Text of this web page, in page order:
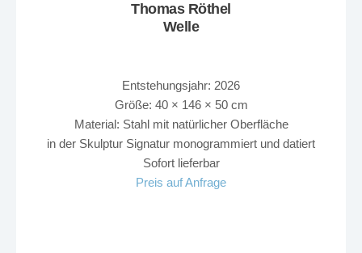
Thomas Röthel
Welle
Entstehungsjahr: 2026
Größe: 40 × 146 × 50 cm
Material: Stahl mit natürlicher Oberfläche
in der Skulptur Signatur monogrammiert und datiert
Sofort lieferbar
Preis auf Anfrage